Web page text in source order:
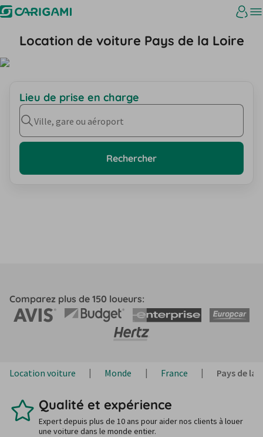
Location de voiture Pays de la Loire
Lieu de prise en charge
Ville, gare ou aéroport
Rechercher
Comparez plus de 150 loueurs:
Location voiture Monde France Pays de la
Qualité et expérience
Expert depuis plus de 10 ans pour aider nos clients à louer
une voiture dans le monde entier.